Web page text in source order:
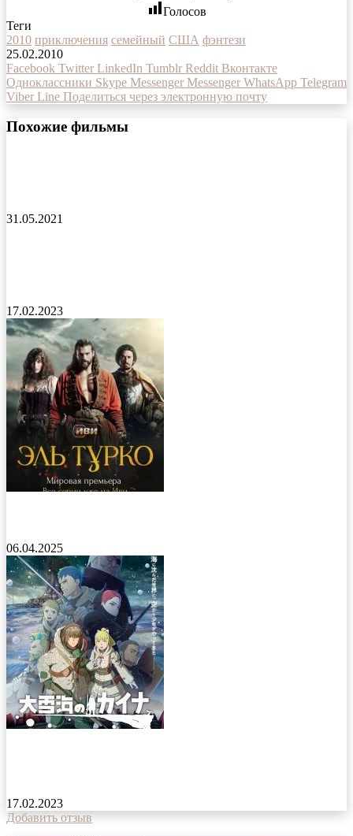
Голосов
Теги
2010 приключения семейный США фэнтези
25.02.2010
Facebook Twitter LinkedIn Tumblr Reddit Вконтакте
Одноклассники Skype Messenger Messenger WhatsApp Telegram
Viber Line Поделиться через электронную почту
Похожие фильмы
31.05.2021
17.02.2023
06.04.2025
17.02.2023
Добавить отзыв